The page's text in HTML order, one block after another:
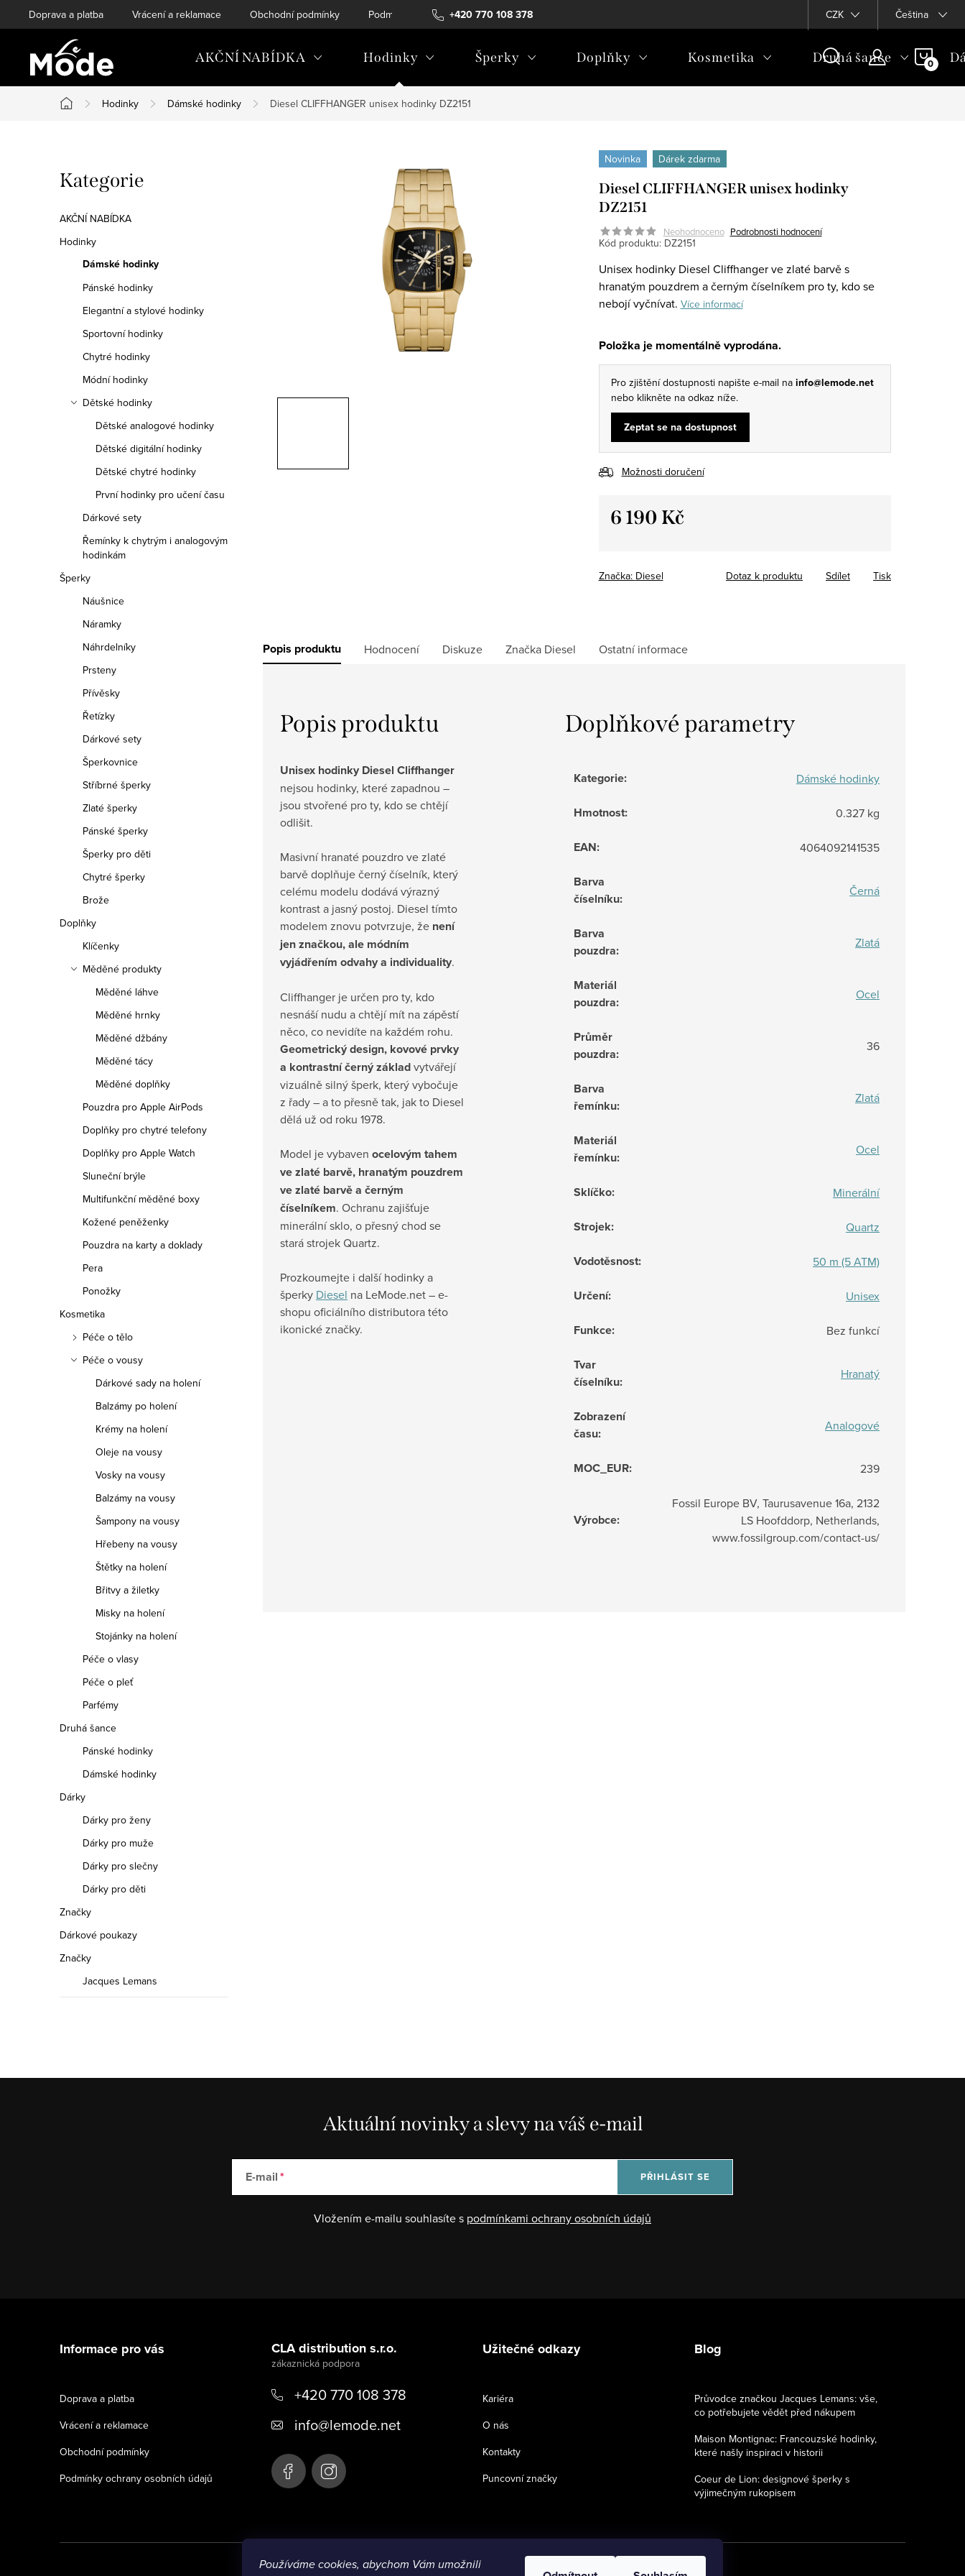
Používáme cookies, abychom Vám umožnili
na
+420 770 108 378
Doprava a platba Vrácení a reklamace Obchodní podmínky Podmínky ochrany osobních údajů CZK Čeština
AKČNÍ NABÍDKA Hodinky Šperky Doplňky Kosmetika Druhá šance
Domů
Hodinky Dámské hodinky Diesel CLIFFHANGER unisex hodinky DZ2151
o
s
t
Přeskočit
kategorie
Kategorie
AKČNÍ NABÍDKA
Hodinky
Dámské hodinky
Pánské hodinky
Elegantní a stylové hodinky
Sportovní hodinky
Chytré hodinky
Módní hodinky
Dětské hodinky
Dětské analogové hodinky
Dětské digitální hodinky
Dětské chytré hodinky
První hodinky pro učení času
Dárkové sety
Řemínky k chytrým i analogovým
hodinkám
Šperky
Náušnice
Náramky
Náhrdelníky
Prsteny
Přívěsky
Řetízky
Dárkové sety
Šperkovnice
Stříbrné šperky
Zlaté šperky
Pánské šperky
Šperky pro děti
Chytré šperky
Brože
Doplňky
Klíčenky
Měděné produkty
Měděné láhve
Měděné hrnky
Měděné džbány
Měděné tácy
Měděné doplňky
Pouzdra pro Apple AirPods
Doplňky pro chytré telefony
Doplňky pro Apple Watch
Sluneční brýle
Multifunkční měděné boxy
Kožené peněženky
Pouzdra na karty a doklady
Pera
Ponožky
Kosmetika
Péče o tělo
Péče o vousy
Dárkové sady na holení
Balzámy po holení
Krémy na holení
Oleje na vousy
Vosky na vousy
Balzámy na vousy
Šampony na vousy
Hřebeny na vousy
Štětky na holení
Břitvy a žiletky
Misky na holení
Stojánky na holení
Péče o vlasy
Péče o pleť
Parfémy
Druhá šance
Pánské hodinky
Dámské hodinky
Dárky
Dárky pro ženy
Dárky pro muže
Dárky pro slečny
Dárky pro děti
Značky
Dárkové poukazy
Značky
Jacques Lemans
Novinka Dárek zdarma
Diesel CLIFFHANGER unisex hodinky
DZ2151
Neohodnoceno Podrobnosti hodnocení
Kód produktu: DZ2151
Unisex hodinky Diesel Cliffhanger ve zlaté barvě s
hranatým pouzdrem a černým číselníkem pro ty, kdo se
nebojí vyčnívat. Více informací
Položka je momentálně vyprodána.
Pro zjištění dostupnosti napište e-mail na info@lemode.net
nebo klikněte na odkaz níže.
Zeptat se na dostupnost
Možnosti doručení
6 190 Kč
Značka: Diesel Tisk
Dotaz k produktu Sdílet
Popis produktu Hodnocení Diskuze Značka Diesel Ostatní informace
Popis produktu
Unisex hodinky Diesel Cliffhanger
nejsou hodinky, které zapadnou –
jsou stvořené pro ty, kdo se chtějí
odlišit.
Masivní hranaté pouzdro ve zlaté
barvě doplňuje černý číselník, který
celému modelu dodává výrazný
kontrast a jasný postoj. Diesel tímto
modelem znovu potvrzuje, že není
jen značkou, ale módním
vyjádřením odvahy a individuality.
Cliffhanger je určen pro ty, kdo
nesnáší nudu a chtějí mít na zápěstí
něco, co nevidíte na každém rohu.
Geometrický design, kovové prvky
a kontrastní černý základvytvářejí
vizuálně silný šperk, který vybočuje
z řady – a to přesně tak, jak to Diesel
dělá už od roku 1978.
Model je vybaven ocelovým tahem
ve zlaté barvě, hranatým pouzdrem
ve zlaté barvě a černým
číselníkem. Ochranu zajišťuje
minerální sklo, o přesný chod se
stará strojek Quartz.
Prozkoumejte i další hodinky a
šperky Diesel na LeMode.net – e-
shopu oficiálního distributora této
ikonické značky.
Doplňkové parametry
Kategorie: Dámské hodinky
Hmotnost: 0.327 kg
EAN: 4064092141535
Barva
číselníku: Černá
Barva
pouzdra: Zlatá
Materiál
pouzdra: Ocel
Průměr
pouzdra: 36
Barva
řemínku: Zlatá
Materiál
řemínku: Ocel
Sklíčko: Minerální
Strojek: Quartz
Vodotěsnost: 50 m (5 ATM)
Určení: Unisex
Funkce: Bez funkcí
Tvar
číselníku: Hranatý
Zobrazení
času: Analogové
MOC_EUR: 239
Výrobce:
Fossil Europe BV, Taurusavenue 16a, 2132
LS Hoofddorp, Netherlands,
www.fossilgroup.com/contact-us/
Aktuální novinky a slevy na váš e-mail
E-mail
Vložením e-mailu souhlasíte s podmínkami ochrany osobních údajů
PŘIHLÁSIT SE
Informace pro vás
Doprava a platba
Vrácení a reklamace
Obchodní podmínky
Podmínky ochrany osobních údajů
CLA distribution s.r.o.
+420 770 108 378
info@lemode.net
Užitečné odkazy
Kariéra
O nás
Kontakty
Puncovní značky
Blog
Průvodce značkou Jacques Lemans: vše,
co potřebujete vědět před nákupem
Maison Montignac: Francouzské hodinky,
které našly inspiraci v historii
Coeur de Lion: designové šperky s
výjimečným rukopisem